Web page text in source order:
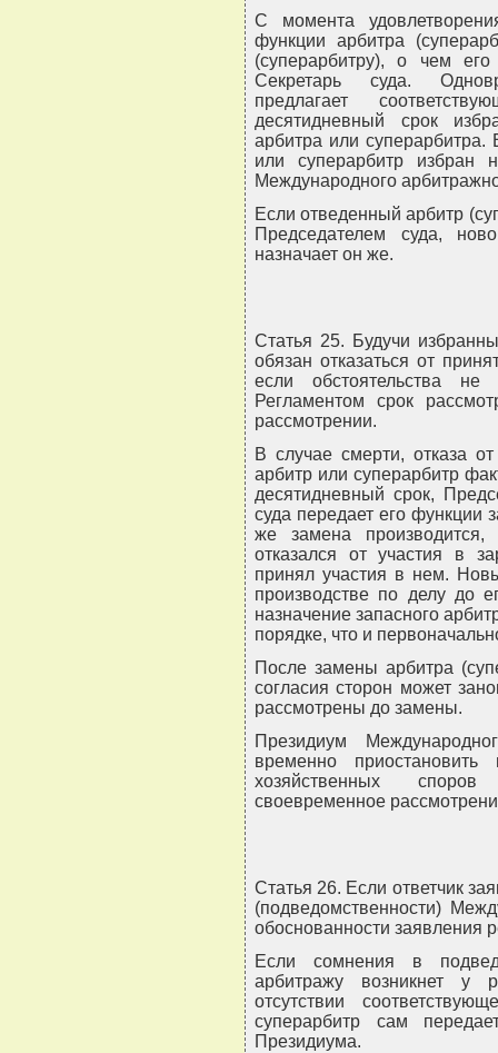
С момента
функции арбитра
(суперарбитру), о чем
Секретарь суда.
предлагает
десятидневный срок
арбитра или суперарбитра.
или суперарбитр избран
Международного
Если отведенный арбитр
Председателем суда,
назначает он же.
Статья 25. Будучи
обязан отказаться от
если обстоятельства
Регламентом срок
рассмотрении.
В случае смерти, отказа
арбитр или суперарбитр
десятидневный срок,
суда передает его функции
же замена производится,
отказался от участия в
принял участия в нем.
производстве по делу до
назначение запасного
порядке, что и
После замены арбитра
согласия сторон может
рассмотрены до замены.
Президиум
временно
хозяйственных
своевременное
Статья 26. Если ответчик
(подведомственности)
обоснованности заявления
Если сомнения в
арбитражу возникнет у
отсутствии
суперарбитр сам
Президиума.